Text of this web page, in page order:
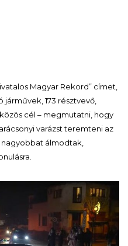
Magyar Rekord” címet,
173 résztvevő,
cél – megmutatni, hogy
varázst teremteni az
álmodtak,